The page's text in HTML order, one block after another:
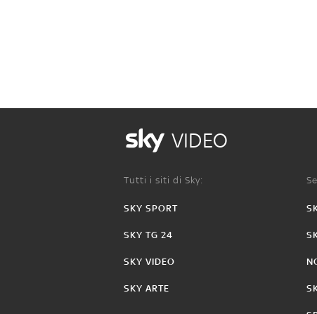
VIDEO
Tutti i siti di Sky:
SKY SPORT
SKY TG 24
SKY VIDEO
SKY ARTE